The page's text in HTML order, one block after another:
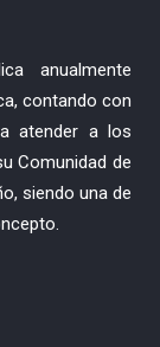
anualmente
contando con
atender a los
Comunidad de
siendo una de